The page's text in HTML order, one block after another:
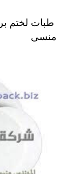
طبات لختم
منسى